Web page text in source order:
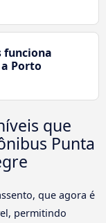
funciona
Porto
que
Punta
que agora é
permitindo